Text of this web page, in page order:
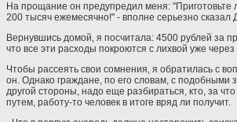
На прощание он предупредил меня: "Приготовьте
200 тысяч ежемесячно!" - вполне серьезно сказал
Вернувшись домой, я посчитала: 4500 рублей за
что все эти расходы покроются с лихвой уже
Чтобы рассеять свои сомнения, я обратилась с
он. Однако граждане, по его словам, с
другой стороны, надо еще разбираться, кто, за
путем, работу-то человек в итоге вряд ли получит.